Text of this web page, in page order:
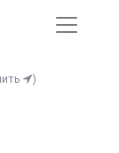
)